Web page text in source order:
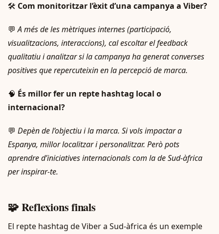
🛠️ Com monitoritzar l’èxit d’una campanya a Viber?
💬A més de les mètriques internes (participació,
visualitzacions, interaccions), cal escoltar el feedback
qualitatiu i analitzar si la campanya ha generat converses
positives que repercuteixin en la percepció de marca.
🧠 És millor fer un repte hashtag local o
internacional?
💬 Depèn de l’objectiu i la marca. Si vols impactar a
Espanya, millor localitzar i personalitzar. Però pots
aprendre d’iniciatives internacionals com la de Sud-àfrica
per inspirar-te.
🧩 Reflexions finals
El repte hashtag de Viber a Sud-àfrica és un exemple